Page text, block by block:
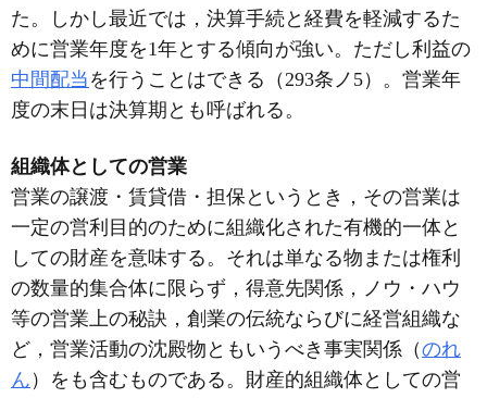
た。しかし最近では，決算手続と経費を軽減するた
めに営業年度を1年とする傾向が強い。ただし利益の
中間配当 を行うことはできる（293条ノ5）。営業年
度の末日は決算期とも呼ばれる。
組織体としての営業
営業の譲渡・賃貸借・担保というとき，その営業は
一定の営利目的のために組織化された有機的一体と
しての財産を意味する。それは単なる物または権利
の数量的集合体に限らず，得意先関係，ノウ・ハウ
等の営業上の秘訣，創業の伝統ならびに経営組織な
ど，営業活動の沈殿物ともいうべき事実関係（のれ
ん ）をも含むものである。財産的組織体としての営